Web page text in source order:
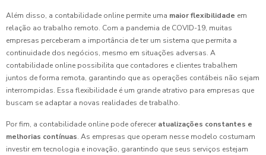
Além disso, a contabilidade online permite uma maior flexibilidade em
relação ao trabalho remoto. Com a pandemia de COVID-19, muitas
empresas perceberam a importância de ter um sistema que permita a
continuidade dos negócios, mesmo em situações adversas. A
contabilidade online possibilita que contadores e clientes trabalhem
juntos de forma remota, garantindo que as operações contábeis não sejam
interrompidas. Essa flexibilidade é um grande atrativo para empresas que
buscam se adaptar a novas realidades de trabalho.
Por fim, a contabilidade online pode oferecer atualizações constantes e
melhorias contínuas. As empresas que operam nesse modelo costumam
investir em tecnologia e inovação, garantindo que seus serviços estejam